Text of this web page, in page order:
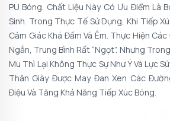
PU Bóng. Chất Liệu Này Có Ưu Điểm Là
Sinh. Trong Thực Tế Sử Dụng, Khi Tiếp
Cảm Giác Khá Đầm Và Êm. Thực Hiện
Ngắn, Trung Bình Rất “ngọt”. Nhưng
Mu Thì Lại Không Thực Sự Như Ý Và Lực
Thân Giày Được May Đan Xen Các
Điệu Và Tăng Khả Năng Tiếp Xúc Bóng.